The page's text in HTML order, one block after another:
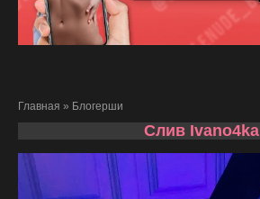
Главная » Блогерши
Слив Ivano4ka